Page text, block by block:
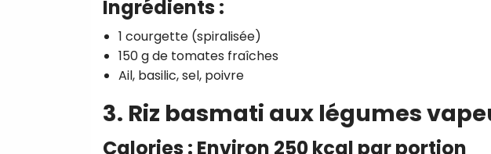
Ingrédients :
1 courgette (spiralisée)
150 g de tomates fraîches
Ail, basilic, sel, poivre
3. Riz basmati aux légumes
Calories : Environ 250 kcal par portion